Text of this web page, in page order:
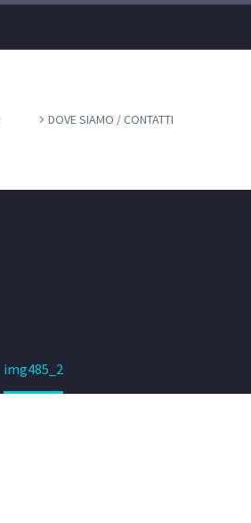
DOVE SIAMO / CONTATTI
img485_2